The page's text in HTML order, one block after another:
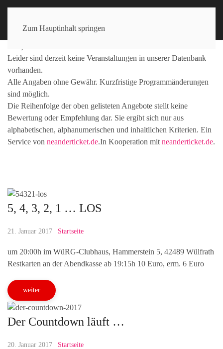
Zum Hauptinhalt springen
Leider sind derzeit keine Veranstaltungen in unserer Datenbank
vorhanden.
Alle Angaben ohne Gewähr. Kurzfristige Programmänderungen
sind möglich.
Die Reihenfolge der oben gelisteten Angebote stellt keine
Bewertung oder Empfehlung dar. Sie ergibt sich nur aus
alphabetischen, alphanumerischen und inhaltlichen Kriterien. Ein
Service von neanderticket.de.In Kooperation mit neanderticket.de.
5, 4, 3, 2, 1 … LOS
21. Januar 2017 Startseite
um 20:00h im WüRG-Clubhaus, Hammerstein 5, 42489 Wülfrath
Restkarten an der Abendkasse ab 19:15h 10 Euro, erm. 6 Euro
weiter
Der Countdown läuft …
20. Januar 2017 | Startseite